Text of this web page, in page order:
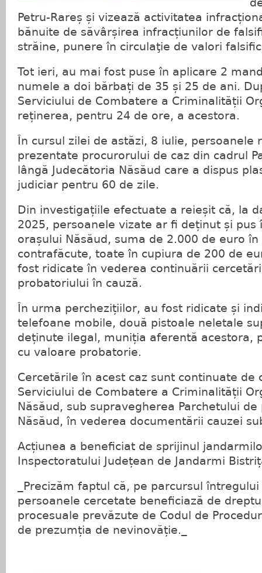
Petru-Rareș și vizează activitatea
bănuite de săvârșirea infracțiunilor de
străine, punere în circulaţie de valori
Tot ieri, au mai fost puse în aplicare 2
numele a doi bărbați de 35 și 25 de ani.
Serviciului de Combatere a Criminalității
reținerea, pentru 24 de ore, a acestora.
În cursul zilei de astăzi, 8 iulie, persoanele
prezentate procurorului de caz din cadrul
lângă Judecătoria Năsăud care a dispus
judiciar pentru 60 de zile.
Din investigațiile efectuate a reieșit că, la
2025, persoanele vizate ar fi deținut și pus
orașului Năsăud, suma de 2.000 de euro
contrafăcute, toate în cupiura de 200 de
fost ridicate în vederea continuării
probatoriului în cauză.
În urma perchezițiilor, au fost ridicate și
telefoane mobile, două pistoale neletale
deținute ilegal, muniția aferentă acestora,
cu valoare probatorie.
Cercetările în acest caz sunt continuate de
Serviciului de Combatere a Criminalității
Năsăud, sub supravegherea Parchetului
Năsăud, în vederea documentării cauzei
Acțiunea a beneficiat de sprijinul
Inspectoratului Județean de Jandarmi
_Precizăm faptul că, pe parcursul
persoanele cercetate beneficiază de
procesuale prevăzute de Codul de
de prezumția de nevinovăție._